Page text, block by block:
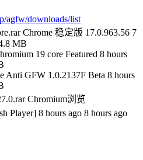
agfw/downloads/list
Chrome 稳定版 17.0.963.56 7
MB
19 core Featured 8 hours
Anti GFW 1.0.2137F Beta 8 hours
Chromium浏览
Player] 8 hours ago 8 hours ago